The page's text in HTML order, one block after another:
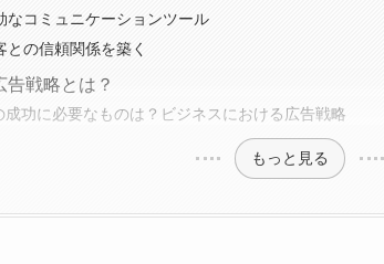
なコミュニケーションツール
との信頼関係を築く
告戦略とは？
成功に必要なものは？ビジネスにおける広告戦略
もっと見る